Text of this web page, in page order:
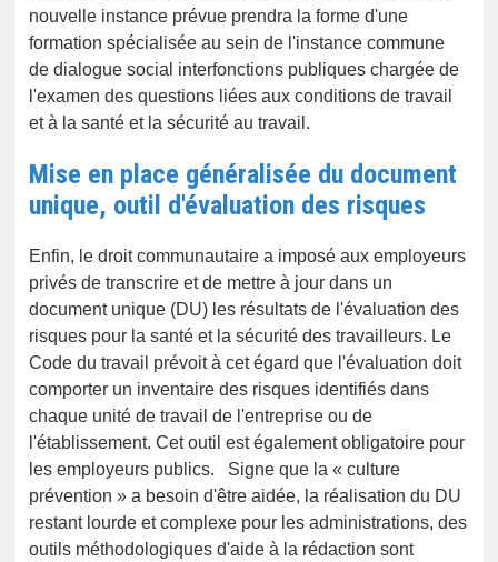
nouvelle instance prévue prendra la forme d'une
formation spécialisée au sein de l'instance commune
de dialogue social interfonctions publiques chargée de
l'examen des questions liées aux conditions de travail
et à la santé et la sécurité au travail.
Mise en place généralisée du document
unique, outil d'évaluation des risques
Enfin, le droit communautaire a imposé aux employeurs
privés de transcrire et de mettre à jour dans un
document unique (DU) les résultats de l'évaluation des
risques pour la santé et la sécurité des travailleurs. Le
Code du travail prévoit à cet égard que l'évaluation doit
comporter un inventaire des risques identifiés dans
chaque unité de travail de l'entreprise ou de
l'établissement. Cet outil est également obligatoire pour
les employeurs publics. Signe que la « culture
prévention » a besoin d'être aidée, la réalisation du DU
restant lourde et complexe pour les administrations, des
outils méthodologiques d'aide à la rédaction sont